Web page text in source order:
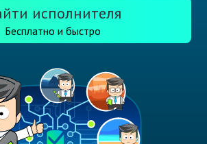
исполнителя
Бесплатно и быстро